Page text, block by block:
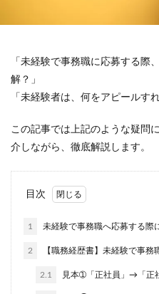
「未経験で事務職に応募する際
解？」
「未経験者は、何をアピールす
この記事では上記のような疑問
介しながら、徹底解説します。
目次
1 未経験で事務職へ応募する際
2 【職務経歴書】未経験で事務
2.1 見本➀「正社員」→「正